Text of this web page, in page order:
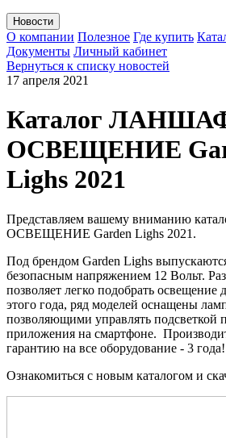
Новости
О компании Полезное Где купить
Документы Личный кабинет
Вернуться к списку новостей
17 апреля 2021
Каталог
ОСВЕЩЕНИЕ
Lighs 2021
Представляем вашему вниманию
ОСВЕЩЕНИЕ Garden Lighs 2021.
Под брендом Garden Lighs
безопасным напряжением 12 Вольт.
позволяет легко подобрать освещение
этого года, ряд моделей оснащены
позволяющими управлять подсветкой
приложения на смартфоне.
гарантию на все оборудование - 3 года!
Ознакомиться с новым каталогом и